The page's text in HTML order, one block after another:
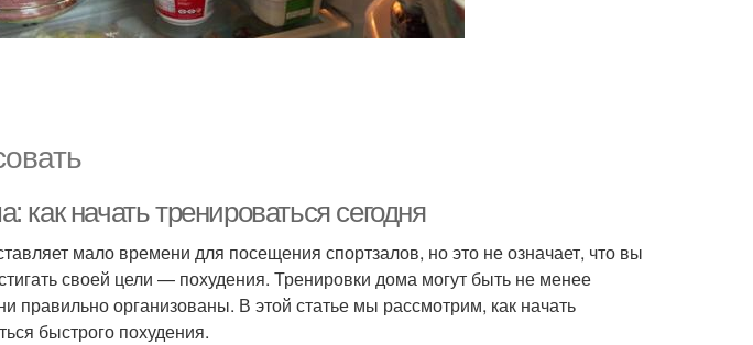
как начать тренироваться сегодня
мало времени для посещения спортзалов, но это не означает, что вы
своей цели — похудения. Тренировки дома могут быть не менее
правильно организованы. В этой статье мы рассмотрим, как начать
быстрого похудения.